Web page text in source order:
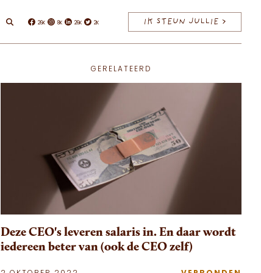
Facebook
26K Instagram
8K Linkedin
26K Twitter
2K IK STEUN JULLIE >
GERELATEERD
Deze CEO's leveren salaris in. En daar wordt
iedereen beter van (ook de CEO zelf)